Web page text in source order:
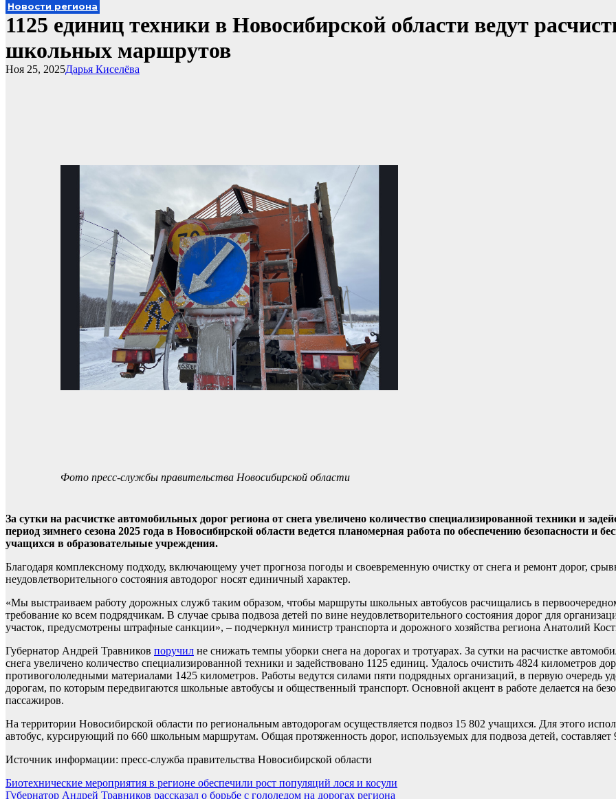
Новости региона
1125 единиц техники в Новосибирской области ведут
школьных маршрутов
Дарья Киселёва
Ноя 25, 2025
Фото пресс-службы правительства Новосибирской области
За сутки на расчистке автомобильных дорог региона от снега увеличено количество специализированной техники и
период зимнего сезона 2025 года в Новосибирской области ведется планомерная работа по обеспечению безопасности и
учащихся в образовательные учреждения.
Благодаря комплексному подходу, включающему учет прогноза погоды и своевременную очистку от снега и ремонт дорог,
неудовлетворительного состояния автодорог носят единичный характер.
«Мы выстраиваем работу дорожных служб таким образом, чтобы маршруты школьных автобусов расчищались в
требование ко всем подрядчикам. В случае срыва подвоза детей по вине неудовлетворительного состояния дорог для
участок, предусмотрены штрафные санкции», – подчеркнул министр транспорта и дорожного хозяйства региона Анатолий
Губернатор Андрей Травников поручил не снижать темпы уборки снега на дорогах и тротуарах. За сутки на расчистке
снега увеличено количество специализированной техники и задействовано 1125 единиц. Удалось очистить 4824 километров
противогололедными материалами 1425 километров. Работы ведутся силами пяти подрядных организаций, в первую очередь
дорогам, по которым передвигаются школьные автобусы и общественный транспорт. Основной акцент в работе делается на
пассажиров.
На территории Новосибирской области по региональным автодорогам осуществляется подвоз 15 802 учащихся. Для этого
автобус, курсирующий по 660 школьным маршрутам. Общая протяженность дорог, используемых для подвоза детей, составляет
Источник информации: пресс-служба правительства Новосибирской области
Навигация
Биотехнические мероприятия в регионе обеспечили рост популяций лося и косули
Губернатор Андрей Травников рассказал о борьбе с гололедом на дорогах региона